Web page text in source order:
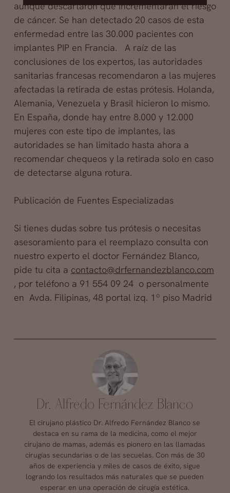
aunque descartaron que incrementaran el riesgo
de cáncer. Se han detectado 20 casos de esta
enfermedad entre las 30.000 pacientes con
implantes PIP en Francia. A raíz de las
conclusiones de los expertos, las autoridades
sanitarias francesas recomendaron a las mujeres
afectadas la retirada de estas prótesis. Holanda,
Alemania, Venezuela y Brasil hicieron lo mismo.
En España, donde hay entre 8.000 y 12.000
mujeres con este tipo de implantes, las
autoridades se han limitado hasta ahora a
recomendar chequeos y la retirada solo en caso
de detectarse alguna rotura.
Publicación de Fuentes Especializadas
Si tienes dudas sobre tus prótesis o necesitas
asesoramiento para el reemplazo consulta con
nuestro experto el doctor Fernández Blanco,
pide tu cita a contacto@drfernandezblanco.com
, por teléfono a 91 554 09 24 o personalmente
en Avda. Filipinas, 48 portal izq. 1º piso Madrid
Dr. Alfredo Fernández Blanco
El cirujano plástico Dr. Alfredo Fernández Blanco se
destaca en su rama de la medicina, como el mejor
cirujano de mamas, además es pionero en las llamadas
cirugías secundarias o de las secuelas. Con más de 30
años de experiencia y miles de casos de éxito, sigue
logrando los resultados más naturales que se pueden
esperar en una operación de cirugía estética.